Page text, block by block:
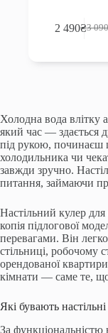
3
3
2 490₴
2
Холодна вода влітку
який час — здається
під рукою, починаєш
холодильника чи
завжди зручно.
питання, займаючи
Настільний кулер
копія підлогової
перевагами. Він
стільниці, робочому
орендованої
кімнати — саме те, що
Які бувають
За функціональністю